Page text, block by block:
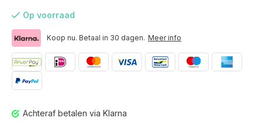
Op voorraad
Koop nu. Betaal in 30 dagen. Meer info
Achteraf betalen via Klarna